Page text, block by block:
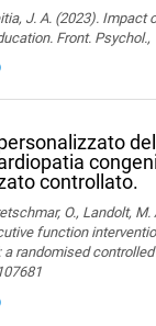
J. A. (2023).
Front. Psychol.,
controllato.
O., Landolt,
function
randomised